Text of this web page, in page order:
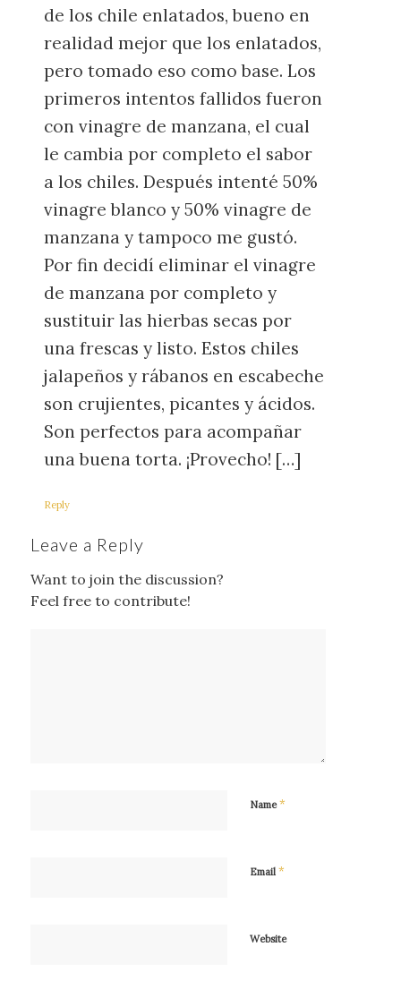
de los chile enlatados, bueno en
realidad mejor que los enlatados,
pero tomado eso como base. Los
primeros intentos fallidos fueron
con vinagre de manzana, el cual
le cambia por completo el sabor
a los chiles. Después intenté 50%
vinagre blanco y 50% vinagre de
manzana y tampoco me gustó.
Por fin decidí eliminar el vinagre
de manzana por completo y
sustituir las hierbas secas por
una frescas y listo. Estos chiles
jalapeños y rábanos en escabeche
son crujientes, picantes y ácidos.
Son perfectos para acompañar
una buena torta. ¡Provecho! […]
Reply
Leave a Reply
Want to join the discussion?
Feel free to contribute!
Name*
Email *
Website